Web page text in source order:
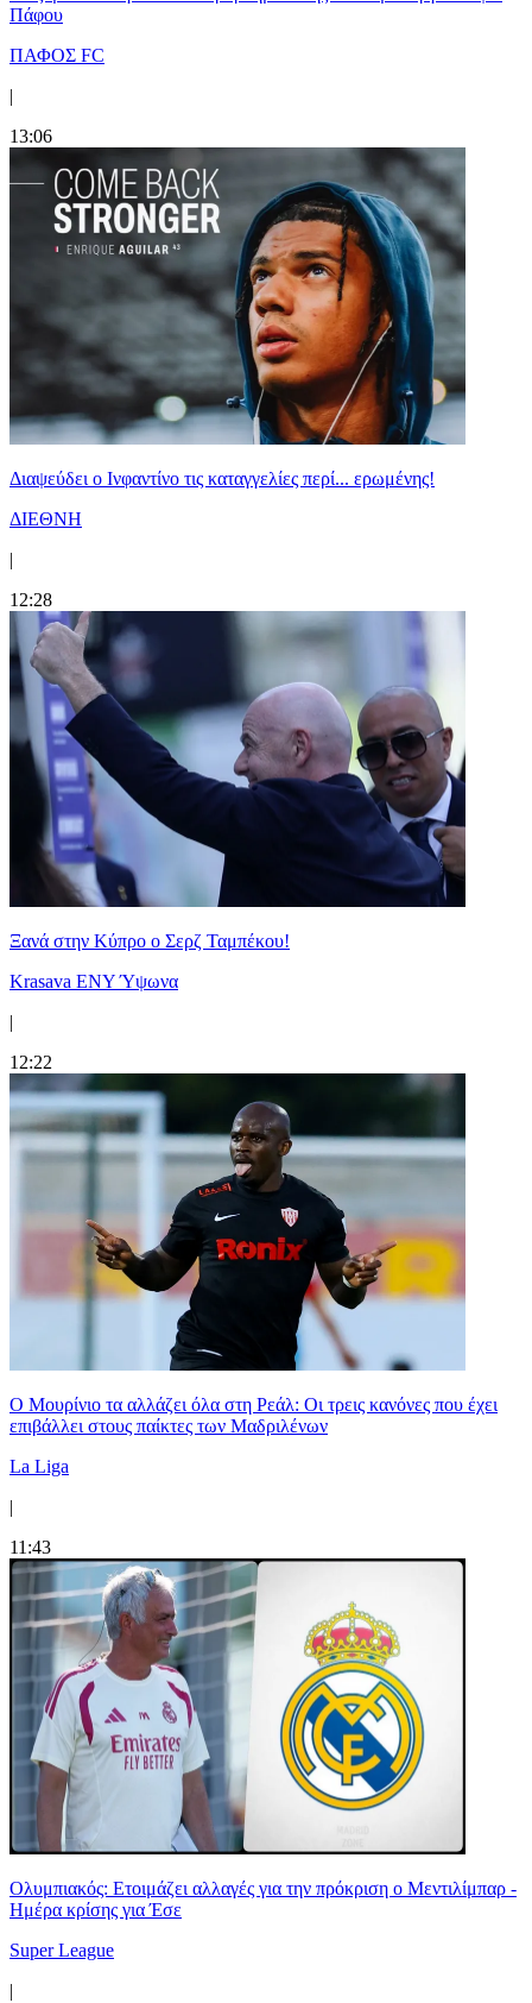
Πάφου
ΠΑΦΟΣ FC
|
13:06
Διαψεύδει ο Ινφαντίνο τις καταγγελίες περί... ερωμένης!
ΔΙΕΘΝΗ
|
12:28
Ξανά στην Κύπρο ο Σερζ Ταμπέκου!
Krasava ENY Ύψωνα
|
12:22
Ο Μουρίνιο τα αλλάζει όλα στη Ρεάλ: Οι τρεις κανόνες που έχει
επιβάλλει στους παίκτες των Μαδριλένων
La Liga
|
11:43
Ολυμπιακός: Ετοιμάζει αλλαγές για την πρόκριση ο Μεντιλίμπαρ -
Ημέρα κρίσης για Έσε
Super League
|